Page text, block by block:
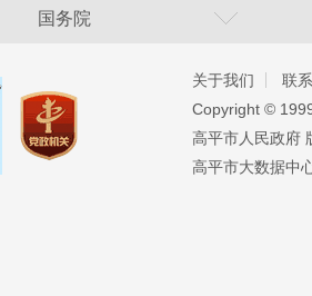
国务院
关于我们
联
Copyright ©️
高平市人民政府
高平市大数据